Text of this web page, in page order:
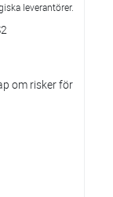
leverantörer.
om risker för